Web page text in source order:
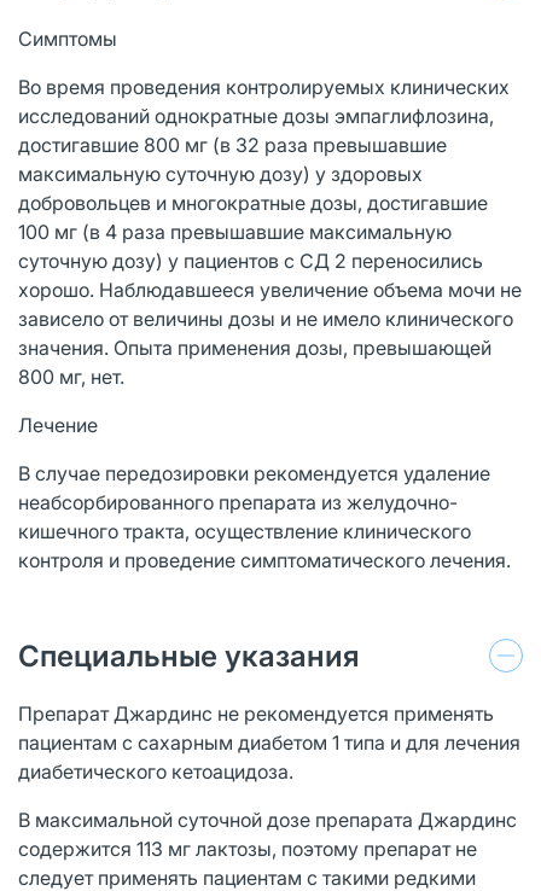
Симптомы
Во время проведения контролируемых клинических
исследований однократные дозы эмпаглифлозина,
достигавшие 800 мг (в 32 раза превышавшие
максимальную суточную дозу) у здоровых
добровольцев и многократные дозы, достигавшие
100 мг (в 4 раза превышавшие максимальную
суточную дозу) у пациентов с СД 2 переносились
хорошо. Наблюдавшееся увеличение объема мочи не
зависело от величины дозы и не имело клинического
значения. Опыта применения дозы, превышающей
800 мг, нет.
Лечение
В случае передозировки рекомендуется удаление
неабсорбированного препарата из желудочно-
кишечного тракта, осуществление клинического
контроля и проведение симптоматического лечения.
Специальные указания
Препарат Джардинс не рекомендуется применять
пациентам с сахарным диабетом 1 типа и для лечения
диабетического кетоацидоза.
В максимальной суточной дозе препарата Джардинс
содержится 113 мг лактозы, поэтому препарат не
следует применять пациентам с такими редкими